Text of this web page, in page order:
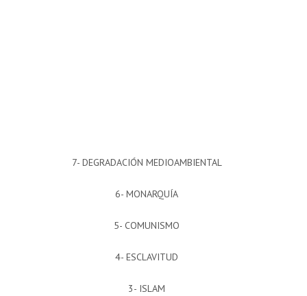
7- DEGRADACIÓN MEDIOAMBIENTAL
6- MONARQUÍA
5- COMUNISMO
4- ESCLAVITUD
3- ISLAM